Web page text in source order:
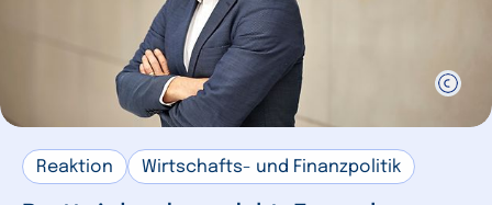
Reaktion Wirtschafts- und Finanzpolitik